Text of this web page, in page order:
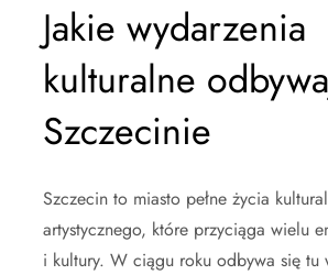
Jakie wydarzenia
kulturalne
Szczecinie
Szczecin to miasto pełne życia
artystycznego, które przyciąga wielu
i kultury. W ciągu roku odbywa się tu